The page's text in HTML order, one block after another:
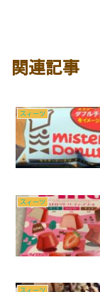
関連記事
スィーツ
スィーツ
スィーツ